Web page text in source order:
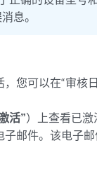
息。
您可以在“审核
活”）上查看已激
邮件。该电子